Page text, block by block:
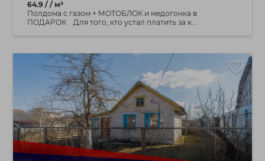
64.9 / / м²
Полдома с газом + МОТОБЛОК и медогонка в
ПОДАРОК Для того, кто устал платить за к...